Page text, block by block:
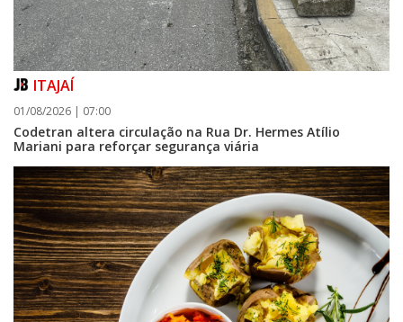
ITAJAÍ
01/08/2026 | 07:00
Codetran altera circulação na Rua Dr. Hermes Atílio
Mariani para reforçar segurança viária